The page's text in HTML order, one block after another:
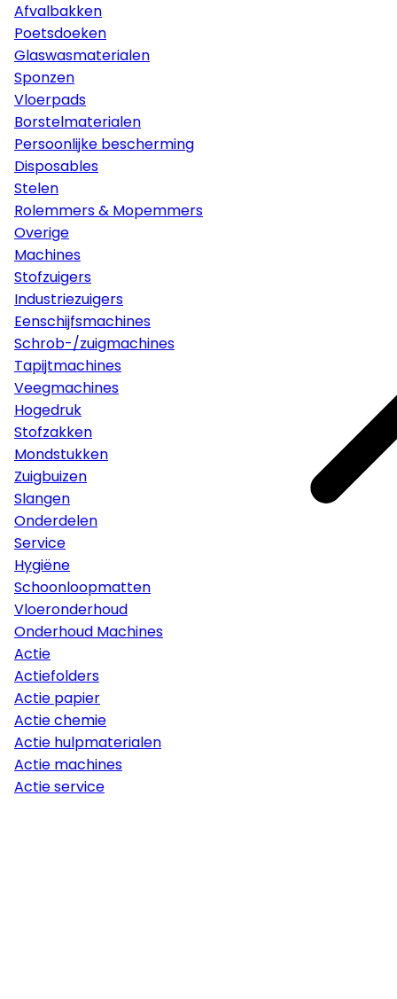
Afvalbakken
Poetsdoeken
Glaswasmaterialen
Sponzen
Vloerpads
Borstelmaterialen
Persoonlijke bescherming
Disposables
Stelen
Rolemmers & Mopemmers
Overige
Machines
Stofzuigers
Industriezuigers
Eenschijfsmachines
Schrob-/zuigmachines
Tapijtmachines
Veegmachines
Hogedruk
Stofzakken
Mondstukken
Zuigbuizen
Slangen
Onderdelen
Service
Hygiëne
Schoonloopmatten
Vloeronderhoud
Onderhoud Machines
Actie
Actiefolders
Actie papier
Actie chemie
Actie hulpmaterialen
Actie machines
Actie service